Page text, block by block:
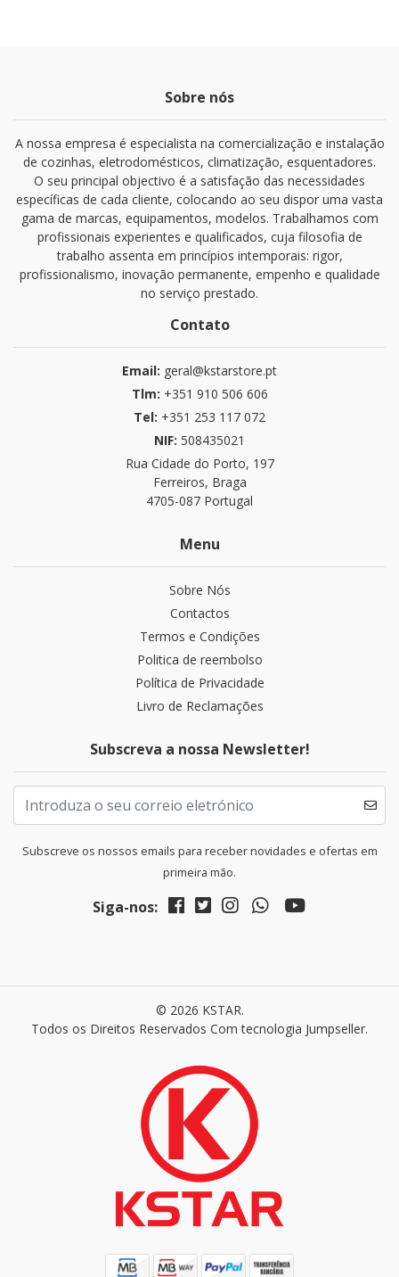
Sobre nós
A nossa empresa é especialista na comercialização e instalação
de cozinhas, eletrodomésticos, climatização, esquentadores.
O seu principal objectivo é a satisfação das necessidades
específicas de cada cliente, colocando ao seu dispor uma vasta
gama de marcas, equipamentos, modelos. Trabalhamos com
profissionais experientes e qualificados, cuja filosofia de
trabalho assenta em princípios intemporais: rigor,
profissionalismo, inovação permanente, empenho e qualidade
no serviço prestado.
Contato
Email: geral@kstarstore.pt
Tlm: +351 910 506 606
Tel: +351 253 117 072
NIF: 508435021
Rua Cidade do Porto, 197
Ferreiros, Braga
4705-087 Portugal
Menu
Sobre Nós
Contactos
Termos e Condições
Politica de reembolso
Política de Privacidade
Livro de Reclamações
Subscreva a nossa Newsletter!
Subscreve os nossos emails para receber novidades e ofertas em
primeira mão.
Siga-nos:
© 2026 KSTAR.
Todos os Direitos Reservados Com tecnologia Jumpseller.